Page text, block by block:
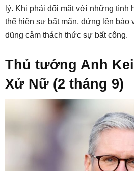
lý. Khi phải đối mặt với những tình
thể hiện sự bất mãn, đứng lên bảo
dũng cảm thách thức sự bất công.
Thủ tướng Anh
Xử Nữ (2 tháng 9)